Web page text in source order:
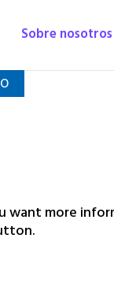
Sobre nosotros
want more